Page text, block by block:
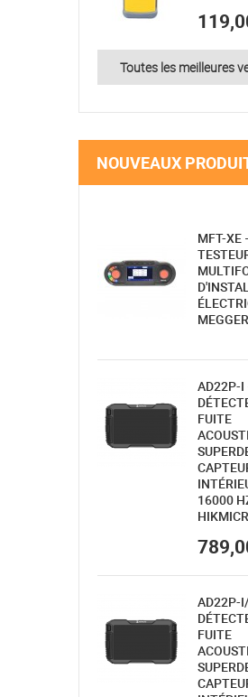
Toutes les meilleures
NOUVEAUX
MFT-XE
MEGGER
AD22P-I
FUITE
16000
AD22P-
FUITE